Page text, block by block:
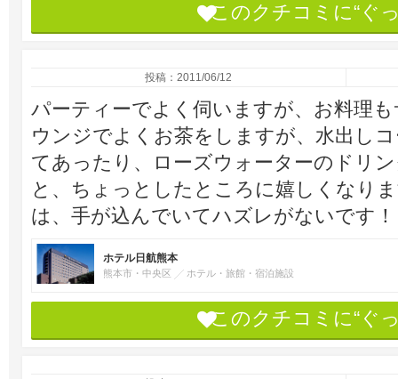
このクチコミに“ぐ
投稿：2011/06/12
パーティーでよく伺いますが、お料理
ウンジでよくお茶をしますが、水出し
てあったり、ローズウォーターのドリ
と、ちょっとしたところに嬉しくな
は、手が込んでいてハズレがないです！
ホテル日航熊本
熊本市・中央区 ホテル・旅館・宿泊施設
このクチコミに“ぐ